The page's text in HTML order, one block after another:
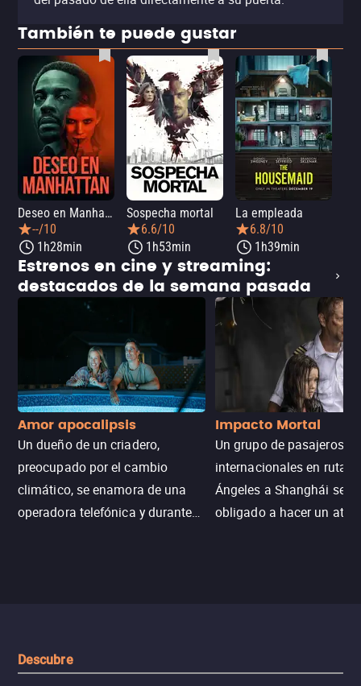
También te puede gustar
Deseo en Manhattan
--/10
1h28min
Sospecha mortal
6.6/10
1h53min
La empleada
6.8/10
1h39min
Estrenos en cine y streaming:
destacados de la semana pasada
Amor apocalipsis
Un dueño de un criadero,
preocupado por el cambio
climático, se enamora de una
operadora telefónica y durante
Impacto Mortal
Un grupo de pasajeros
internacionales en ruta
Ángeles a Shanghái se ve
obligado a hacer un
Descubre